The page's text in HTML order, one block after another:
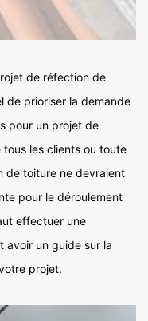
de réfection de
de prioriser la demande
pour un projet de
les clients ou toute
de toiture ne devraient
pour le déroulement
effectuer une
avoir un guide sur la
projet.